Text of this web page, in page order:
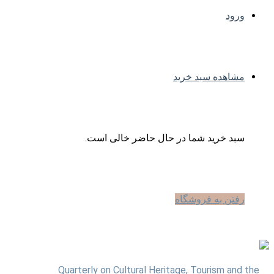
ورود
مشاهده سبد خرید
سبد خرید شما در حال حاضر خالی است.
رفتن به فروشگاه